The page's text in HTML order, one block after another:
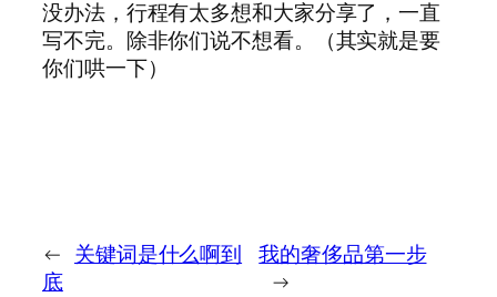
没办法，行程有太多想和大家分享了，一直
写不完。除非你们说不想看。（其实就是要
你们哄一下）
← 关键词是什么啊到
底
我的奢侈品第一步
→